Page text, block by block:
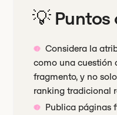
💡 Puntos
Considera la
como una cuestión
fragmento, y no
ranking tradicional
Publica páginas